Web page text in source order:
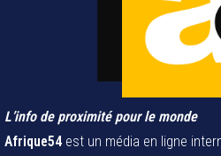
L’info de proximité pour le monde
Afrique54 est un média en ligne